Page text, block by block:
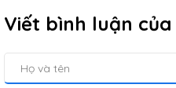
Viết bình luận của